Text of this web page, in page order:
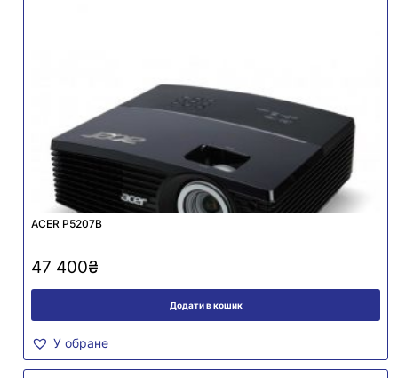
ACER P5207B
47 400₴
Додати в кошик
У обране